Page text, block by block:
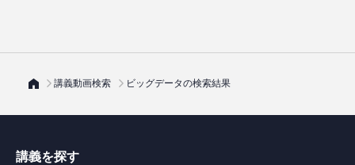
講義動画検索 ビッグデータの検索結果
講義を探す